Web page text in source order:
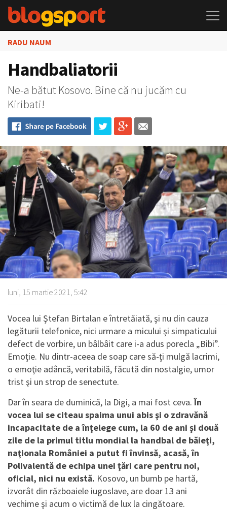
RADU NAUM
Handbaliatorii
Ne-a bătut Kosovo. Bine că nu jucăm cu
Kiribati!
luni, 15 martie 2021, 5:42
Vocea lui Ştefan Birtalan e întretăiată, şi nu din cauza
legăturii telefonice, nici urmare a micului şi simpaticului
defect de vorbire, un bâlbâit care i-a adus porecla „Bibi”.
Emoţie. Nu dintr-aceea de soap care să-ţi mulgă lacrimi,
o emoţie adâncă, veritabilă, făcută din nostalgie, umor
trist şi un strop de senectute.
Dar în seara de duminică, la Digi, a mai fost ceva.În
vocea lui se citeau spaima unui abis şi o zdravănă
incapacitate de a înţelege cum, la 60 de ani şi două
zile de la primul titlu mondial la handbal de băieţi,
naţionala României a putut fi învinsă, acasă, în
Polivalentă de echipa unei ţări care pentru noi,
oficial, nici nu există. Kosovo, un bumb pe hartă,
izvorât din războaiele iugoslave, are doar 13 ani
vechime şi acum o victimă de lux la cingătoare.